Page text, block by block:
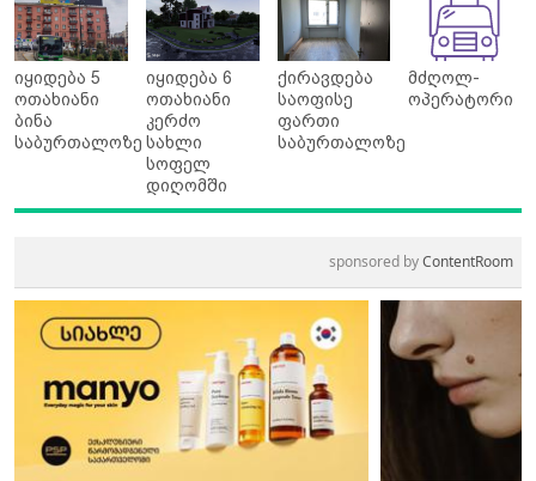
იყიდება 5
ოთახიანი
ბინა
საბურთალოზე
იყიდება 6
ოთახიანი
კერძო
სახლი
სოფელ
დიღომში
ქირავდება
საოფისე
ფართი
საბურთალოზე
მძღოლ-
ოპერატორი
sponsored byContentRoom